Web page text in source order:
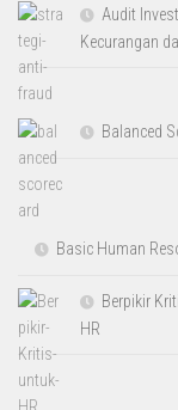
Audit
Kecurangan
Balanced
Basic Human
Berpikir
HR